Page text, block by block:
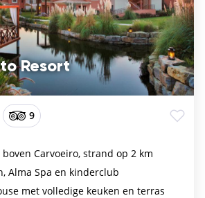
Resort
9
Carvoeiro, strand op 2 km
Alma Spa en kinderclub
met volledige keuken en terras